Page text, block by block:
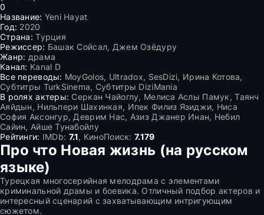
0
Название: Yeni Hayat
Год: 2020
Страна: Турция
Режиссер: Башак Сойсал, Джем Озёдуру
Жанр: драма
Канал: Kanal D
Все переводы: MoyGolos, Ultradox, SesDizi, Ирина Котова,
Субтитры TurkSinema, Субтитры DiziMania
В ролях актеры: Серкан Чайоглу, Мелиса Аслы Памук, Таянч
Аяйдын, Нильпери Шахинкая, Ипек Филиз Язиджи, Ниса
София Аксонгур, Деврим Нас, Азиз Джанер Инан, Небил
Сайин, Айше Тунабойлу
Рейтинги: IMDb: 7.1, КиноПоиск: 7.179
Про что Новая жизнь (на русском
языке)
Турецкая многосерийная мелодрама с элементами
криминальной драмы и боевика. Отличный подбор актеров и
интересный сценарий с захватывающим интригующим
сюжетом.